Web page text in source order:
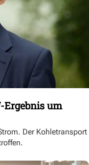
um
Der Kohletransport